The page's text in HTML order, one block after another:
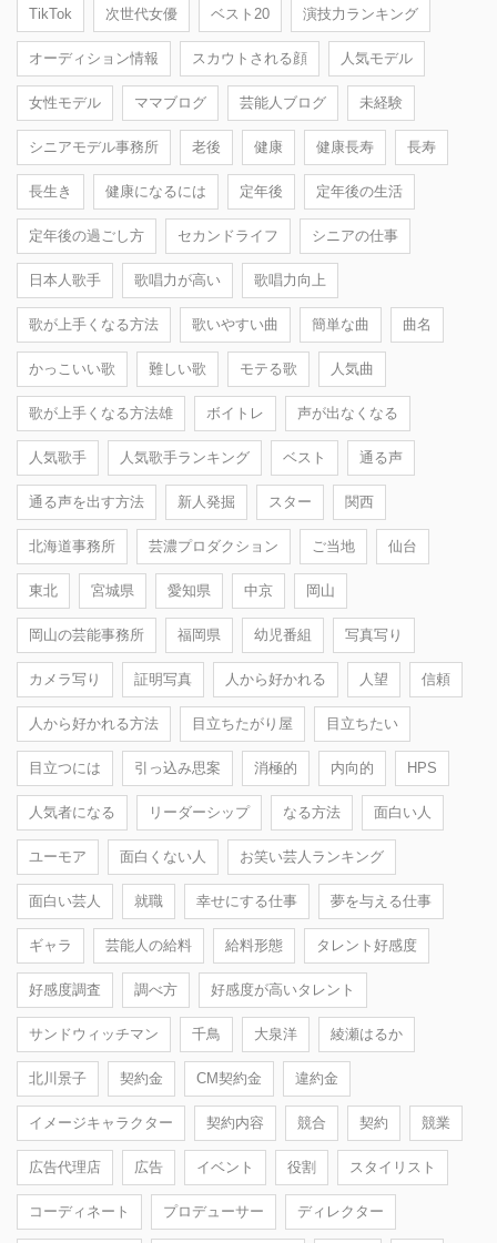
TikTok 次世代女優 ベスト20 演技力ランキング
オーディション情報 スカウトされる顔 人気モデル
女性モデル ママブログ 芸能人ブログ 未経験
シニアモデル事務所 老後 健康 健康長寿 長寿
長生き 健康になるには 定年後 定年後の生活
定年後の過ごし方 セカンドライフ シニアの仕事
日本人歌手 歌唱力が高い 歌唱力向上
歌が上手くなる方法 歌いやすい曲 簡単な曲 曲名
かっこいい歌 難しい歌 モテる歌 人気曲
歌が上手くなる方法雄 ボイトレ 声が出なくなる
人気歌手 人気歌手ランキング ベスト 通る声
通る声を出す方法 新人発掘 スター 関西
北海道事務所 芸濃プロダクション ご当地 仙台
東北 宮城県 愛知県 中京 岡山
岡山の芸能事務所 福岡県 幼児番組 写真写り
カメラ写り 証明写真 人から好かれる 人望 信頼
人から好かれる方法 目立ちたがり屋 目立ちたい
目立つには 引っ込み思案 消極的 内向的 HPS
人気者になる リーダーシップ なる方法 面白い人
ユーモア 面白くない人 お笑い芸人ランキング
面白い芸人 就職 幸せにする仕事 夢を与える仕事
ギャラ 芸能人の給料 給料形態 タレント好感度
好感度調査 調べ方 好感度が高いタレント
サンドウィッチマン 千鳥 大泉洋 綾瀬はるか
北川景子 契約金 CM契約金 違約金
イメージキャラクター 契約内容 競合 契約 競業
広告代理店 広告 イベント 役割 スタイリスト
コーディネート プロデューサー ディレクター